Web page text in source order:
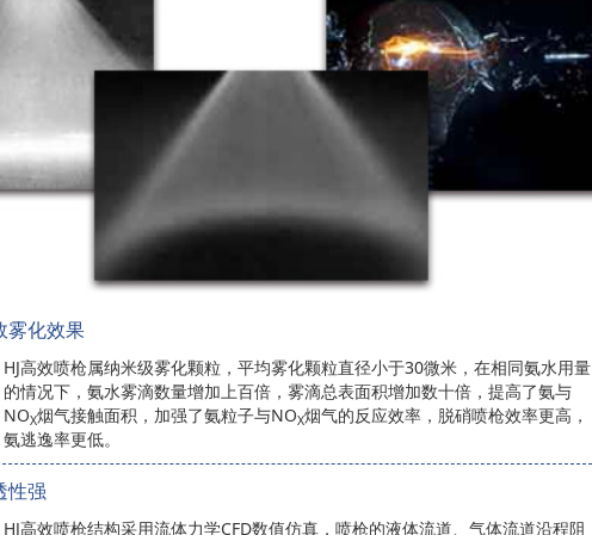
雾化效果
HJ高效喷枪属纳米级雾化颗粒，平均雾化颗粒直径小于30微米，在相同氨水用量
的情况下，氨水雾滴数量增加上百倍，雾滴总表面积增加数十倍，提高了氨与
NOX烟气接触面积，加强了氨粒子与NOX烟气的反应效率，脱硝喷枪效率更高，
氨逃逸率更低。
性强
HJ高效喷枪结构采用流体力学CFD数值仿真，喷枪的液体流道、气体流道沿程阻